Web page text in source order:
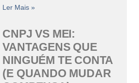
Ler Mais »
CNPJ VS MEI:
VANTAGENS QUE
NINGUÉM TE CONTA
(E QUANDO MUDAR